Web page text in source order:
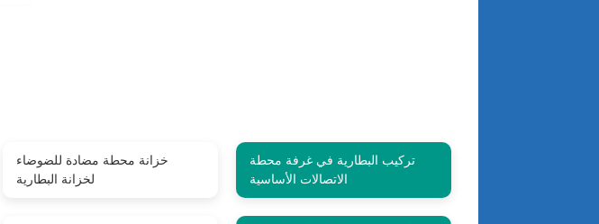
خزانة محطة مضادة للضوضاء
لخزانة البطارية
تركيب البطارية في غرفة محطة
الاتصالات الأساسية